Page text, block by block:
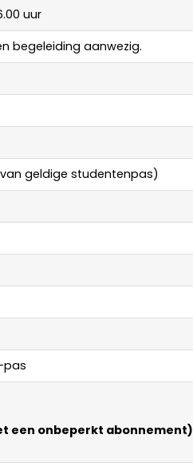
uur
begeleiding aanwezig.
geldige studentenpas)
pas
een onbeperkt abonnement)